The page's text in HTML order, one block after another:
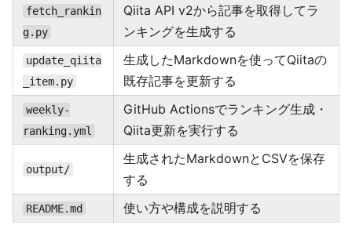
fetch_rankin
g.py
Qiita API v2から記事を取得してラ
ンキングを生成する
update_qiita
_item.py
生成したMarkdownを使ってQiitaの
既存記事を更新する
weekly-
ranking.yml
GitHub Actionsでランキング生成・
Qiita更新を実行する
output/
生成されたMarkdownとCSVを保存
する
README.md 使い方や構成を説明する